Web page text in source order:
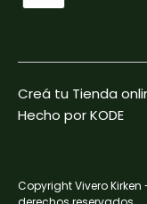
Creá tu Tienda
Hecho por KODE
Copyright Vivero